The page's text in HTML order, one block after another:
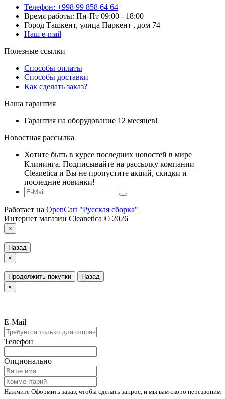
Телефон: +998 99 858 64 64
Время работы: Пн-Пт 09:00 - 18:00
Город Ташкент, улица Паркент , дом 74
Наш e-mail
Полезные ссылки
Способы оплаты
Способы доставки
Как сделать заказ?
Наша гарантия
Гарантия на оборудование 12 месяцев!
Новостная рассылка
Хотите быть в курсе последних новостей в мире
Клининга. Подписывайте на рассылку компании
Cleanetica и Вы не пропустите акций, скидки и
последние новинки!
Работает на OpenCart "Русская сборка"
Интернет магазин Cleanetica © 2026
×
Назад
×
Продолжить покупки
Назад
×
E-Mail
Телефон
Опционально
Нажмите Оформить заказ, чтобы сделать запрос, и мы вам скоро перезвоним